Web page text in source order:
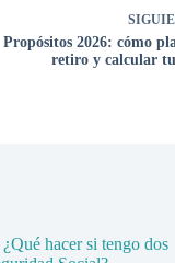
Propósitos 2026: cómo
retiro y calcular
hacer si tengo dos